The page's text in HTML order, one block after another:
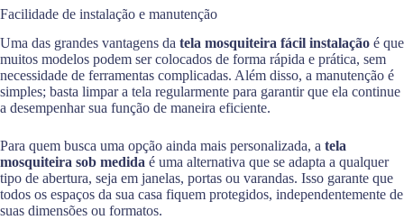
Facilidade de instalação e manutenção
Uma das grandes vantagens da tela mosquiteira fácil instalação é que
muitos modelos podem ser colocados de forma rápida e prática, sem
necessidade de ferramentas complicadas. Além disso, a manutenção é
simples; basta limpar a tela regularmente para garantir que ela continue
a desempenhar sua função de maneira eficiente.
Para quem busca uma opção ainda mais personalizada, a tela
mosquiteira sob medida é uma alternativa que se adapta a qualquer
tipo de abertura, seja em janelas, portas ou varandas. Isso garante que
todos os espaços da sua casa fiquem protegidos, independentemente de
suas dimensões ou formatos.